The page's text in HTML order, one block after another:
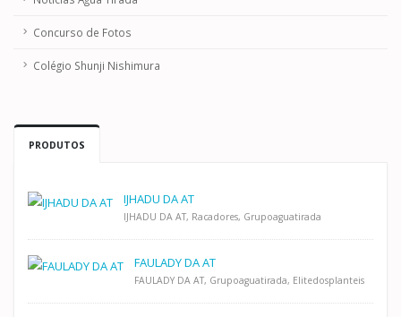
Concurso de Fotos
Colégio Shunji Nishimura
PRODUTOS
IJHADU DA AT
IJHADU DA AT, Racadores, Grupoaguatirada
FAULADY DA AT
FAULADY DA AT, Grupoaguatirada, Elitedosplanteis